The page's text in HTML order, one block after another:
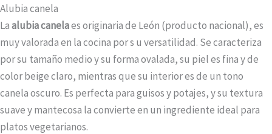
Alubia canela
Laalubia canelaes originaria de León (producto nacional), es
muy valorada en la cocina por s u versatilidad. Se caracteriza
por su tamaño medio y su forma ovalada, su piel es fina y de
color beige claro, mientras que su interior es de un tono
canela oscuro. Es perfecta para guisos y potajes, y su textura
suave y mantecosa la convierte en un ingrediente ideal para
platos vegetarianos.